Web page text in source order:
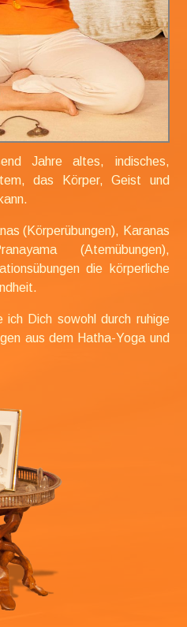
Jahre altes,
indisches,
das Körper, Geist und
(Körperübungen), Karanas
(Atemübungen),
die körperliche
ich Dich sowohl durch ruhige
aus dem Hatha-Yoga und